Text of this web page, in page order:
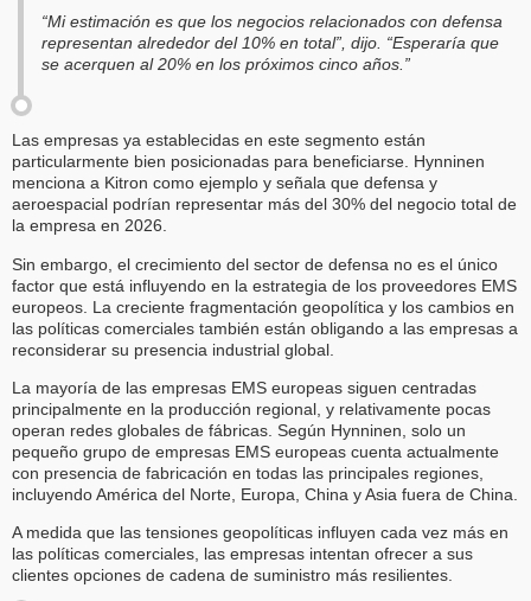
“Mi estimación es que los negocios relacionados con defensa
representan alrededor del 10% en total”, dijo. “Esperaría que
se acerquen al 20% en los próximos cinco años.”
Las empresas ya establecidas en este segmento están
particularmente bien posicionadas para beneficiarse. Hynninen
menciona a Kitron como ejemplo y señala que defensa y
aeroespacial podrían representar más del 30% del negocio total de
la empresa en 2026.
Sin embargo, el crecimiento del sector de defensa no es el único
factor que está influyendo en la estrategia de los proveedores EMS
europeos. La creciente fragmentación geopolítica y los cambios en
las políticas comerciales también están obligando a las empresas a
reconsiderar su presencia industrial global.
La mayoría de las empresas EMS europeas siguen centradas
principalmente en la producción regional, y relativamente pocas
operan redes globales de fábricas. Según Hynninen, solo un
pequeño grupo de empresas EMS europeas cuenta actualmente
con presencia de fabricación en todas las principales regiones,
incluyendo América del Norte, Europa, China y Asia fuera de China.
A medida que las tensiones geopolíticas influyen cada vez más en
las políticas comerciales, las empresas intentan ofrecer a sus
clientes opciones de cadena de suministro más resilientes.